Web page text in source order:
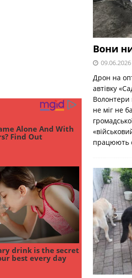
Вони
09.06.2026
Дрон на
автівку
Волонтери
не міг не
працюють